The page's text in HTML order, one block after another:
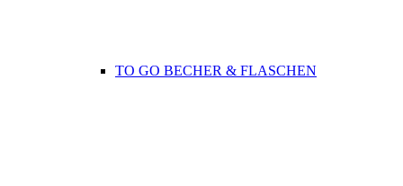
TO GO BECHER & FLASCHEN